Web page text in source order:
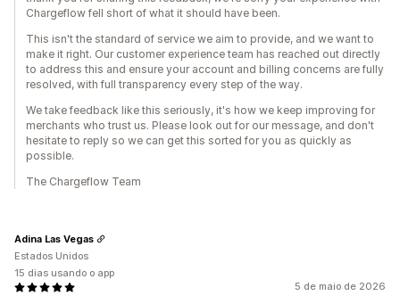
Chargeflow fell short of what it should have been.
This isn't the standard of service we aim to provide, and we want to
make it right. Our customer experience team has reached out directly
to address this and ensure your account and billing concerns are fully
resolved, with full transparency every step of the way.
We take feedback like this seriously, it's how we keep improving for
merchants who trust us. Please look out for our message, and don't
hesitate to reply so we can get this sorted for you as quickly as
possible.
The Chargeflow Team
5 de maio de 2026
Adina Las Vegas
Estados Unidos
15 dias usando o app